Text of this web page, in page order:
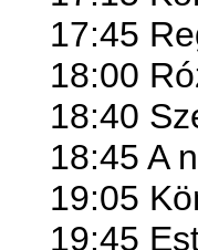
17:45
18:00
18:40
18:45 A
19:05
19:45